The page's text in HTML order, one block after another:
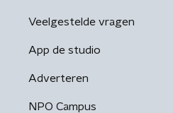
Veelgestelde vragen
App de studio
Adverteren
NPO Campus